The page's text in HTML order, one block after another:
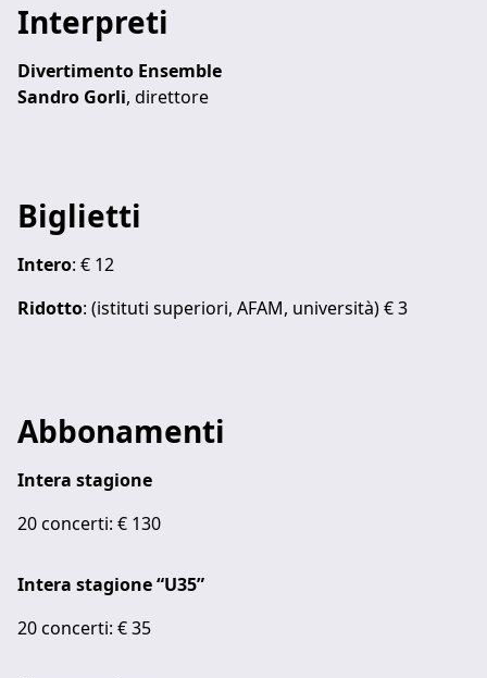
Interpreti
Divertimento Ensemble
Sandro Gorli, direttore
Biglietti
Intero: € 12
Ridotto: (istituti superiori, AFAM, università) € 3
Abbonamenti
Intera stagione
20 concerti: € 130
Intera stagione “U35”
20 concerti: € 35